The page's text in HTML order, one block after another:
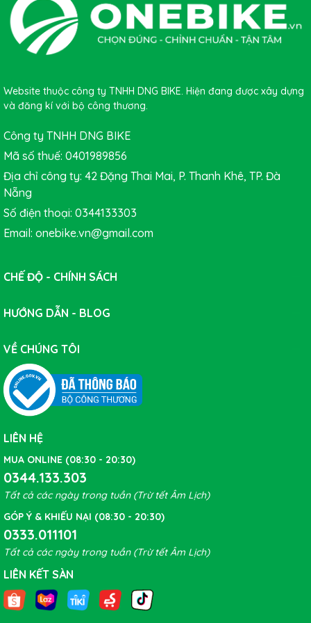
3. Sự thoải mái tốt hơn tương đương với một chuyến đi
tốt hơn: bạn có thể có một chiếc xe đạp nhanh nhất,
đẹp nhất trên thế giới, nhưng nếu yên xe không thoải
mái, những chuyến đi của bạn sẽ nhanh chóng trở thành
một cuộc hành trình đầy đau đớn và khó chịu.
4. Một chiếc yên mới có thể làm trẻ hóa một chiếc xe
đạp cũ và tăng hiệu suất khi tập luyện:
đạp của bạn đã được vài năm tuổi, một cách nhanh
chóng để "làm mới" nó là đổi yên xe.
Điểm nổi bật của Yên xe đạp PROMEND DS-576
Website thuộc công ty TNHH DNG BIKE. Hiện đang được xây dựng
và đăng kí với bộ công thương.
Công ty TNHH DNG BIKE
Mã số thuế: 0401989856
Địa chỉ công ty: 42 Đặng Thai Mai, P. Thanh Khê, TP. Đà
Nẵng
Số điện thoại: 0344133303
Email: onebike.vn@gmail.com
CHẾ ĐỘ - CHÍNH SÁCH
HƯỚNG DẪN - BLOG
VỀ CHÚNG TÔI
LIÊN HỆ
MUA ONLINE (08:30 - 20:30)
0344.133.303
Tất cả các ngày trong tuần (Trừ tết Âm Lịch)
GÓP Ý & KHIẾU NẠI (08:30 - 20:30)
0333.011101
Tất cả các ngày trong tuần (Trừ tết Âm Lịch)
LIÊN KẾT SÀN